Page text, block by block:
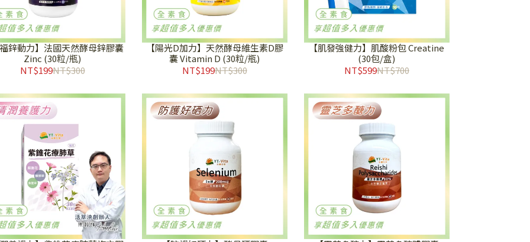
鋅動力】法國天然酵母鋅膠囊
Zinc (30粒/瓶)
NT$199NT$300
【陽光D加力】天然酵母維生素D膠
囊 Vitamin D (30粒/瓶)
NT$199NT$300
【肌發強健力】肌酸粉包 Creatine
(30包/盒)
NT$599NT$700